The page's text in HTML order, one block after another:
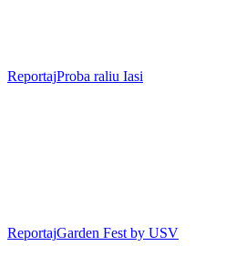
ReportajProba raliu Iasi
ReportajGarden Fest by USV